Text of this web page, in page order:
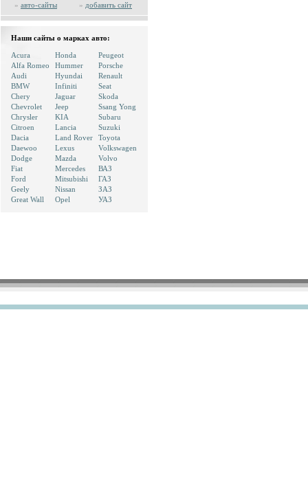
» авто-сайты » добавить сайт
Наши сайты о марках авто:
Acura
Alfa Romeo
Audi
BMW
Chery
Chevrolet
Chrysler
Citroen
Dacia
Daewoo
Dodge
Fiat
Ford
Geely
Great Wall
Honda
Hummer
Hyundai
Infiniti
Jaguar
Jeep
KIA
Lancia
Land Rover
Lexus
Mazda
Mercedes
Mitsubishi
Nissan
Opel
Peugeot
Porsche
Renault
Seat
Skoda
Ssang Yong
Subaru
Suzuki
Toyota
Volkswagen
Volvo
ВАЗ
ГАЗ
ЗАЗ
УАЗ